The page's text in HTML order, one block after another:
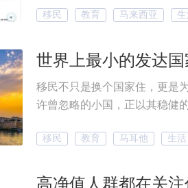
移民 教育 马来西亚 生
移民不只是换个国家住，更是
许曾忽略的小国，正以其稳健
一个家庭的教育布局、资产传
移民 教育 马耳他 生活